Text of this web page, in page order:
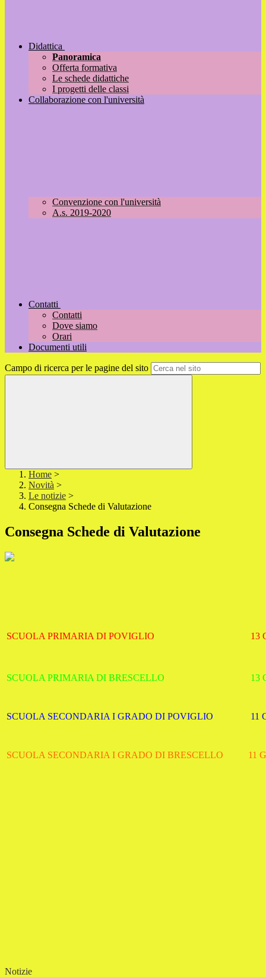
Didattica
Panoramica
Offerta formativa
Le schede didattiche
I progetti delle classi
Collaborazione con l'università
Convenzione con l'università
A.s. 2019-2020
Contatti
Contatti
Dove siamo
Orari
Documenti utili
Campo di ricerca per le pagine del sito
Home >
Novità >
Le notizie >
Consegna Schede di Valutazione
Consegna Schede di Valutazione
SCUOLA PRIMARIA DI POVIGLIO 13
SCUOLA PRIMARIA DI BRESCELLO 13
SCUOLA SECONDARIA I GRADO DI POVIGLIO 11
SCUOLA SECONDARIA I GRADO DI BRESCELLO 11
Notizie